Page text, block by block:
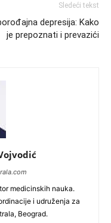
Sledeći tekst
depresija: Kako
je prepoznati i prevazići
medicinskih nauka.
i udruženja za
Beograd.